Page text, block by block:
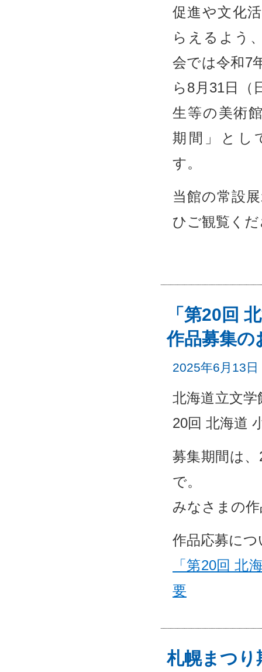
促進や文化
らえるよう
会では令和7
ら8月31日（
生等の美術
期間」とし
す。
当館の常設
ひご観覧く
「第20回
作品募集の
2025年6月13日
北海道立文
20回 北海道
募集期間は
で。
みなさまの
作品応募に
「第20回 北
要
札幌まつり